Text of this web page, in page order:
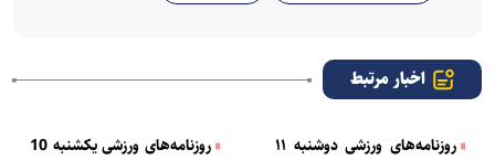
اخبار مرتبط
روزنامه‌های ورزشی دوشنبه ۱۱
روزنامه‌های ورزشی یکشنبه 10